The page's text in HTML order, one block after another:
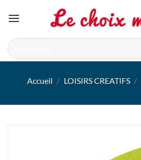
Recherche
pour :
Accueil / LOISIRS CREATIFS /